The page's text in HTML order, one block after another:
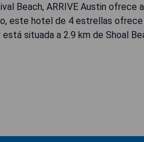
Beach, ARRIVE Austin
este hotel de 4 estrellas
situada a 2.9 km de Shoal